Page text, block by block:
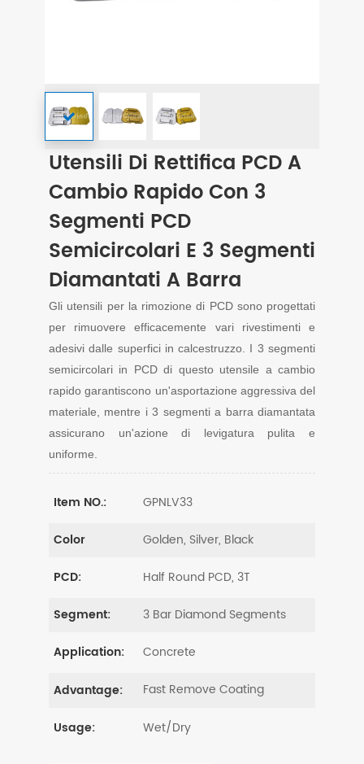
Utensili Di Rettifica PCD A
Cambio Rapido Con 3
Segmenti PCD
Semicircolari E 3 Segmenti
Diamantati A Barra
Gli utensili per la rimozione di PCD sono progettati
per rimuovere efficacemente vari rivestimenti e
adesivi dalle superfici in calcestruzzo. I 3 segmenti
semicircolari in PCD di questo utensile a cambio
rapido garantiscono un'asportazione aggressiva del
materiale, mentre i 3 segmenti a barra diamantata
assicurano un'azione di levigatura pulita e
uniforme.
Item NO.: GPNLV33
Color Golden, Silver, Black
PCD: Half Round PCD, 3T
Segment: 3 Bar Diamond Segments
Application: Concrete
Advantage: Fast Remove Coating
Usage: Wet/Dry